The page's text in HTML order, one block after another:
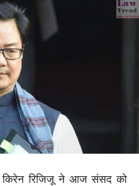
किरेन रिजिजू ने आज संसद को